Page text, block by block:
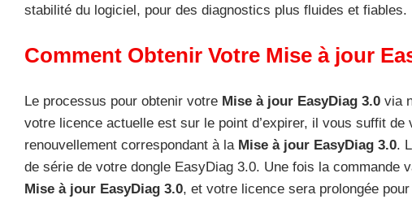
stabilité du logiciel, pour des diagnostics plus fluides et fiables.
Comment Obtenir Votre Mise à jour
Le processus pour obtenir votre Mise à jour EasyDiag 3.0 via
votre licence actuelle est sur le point d’expirer, il vous suffit
renouvellement correspondant à la Mise à jour EasyDiag 3.0.
de série de votre dongle EasyDiag 3.0. Une fois la commande
Mise à jour EasyDiag 3.0, et votre licence sera prolongée